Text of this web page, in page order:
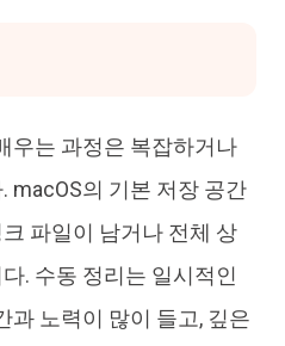
우는 과정은 복잡하거나
macOS의 기본 저장 공간
파일이 남거나 전체 상
. 수동 정리는 일시적인
과 노력이 많이 들고, 깊은